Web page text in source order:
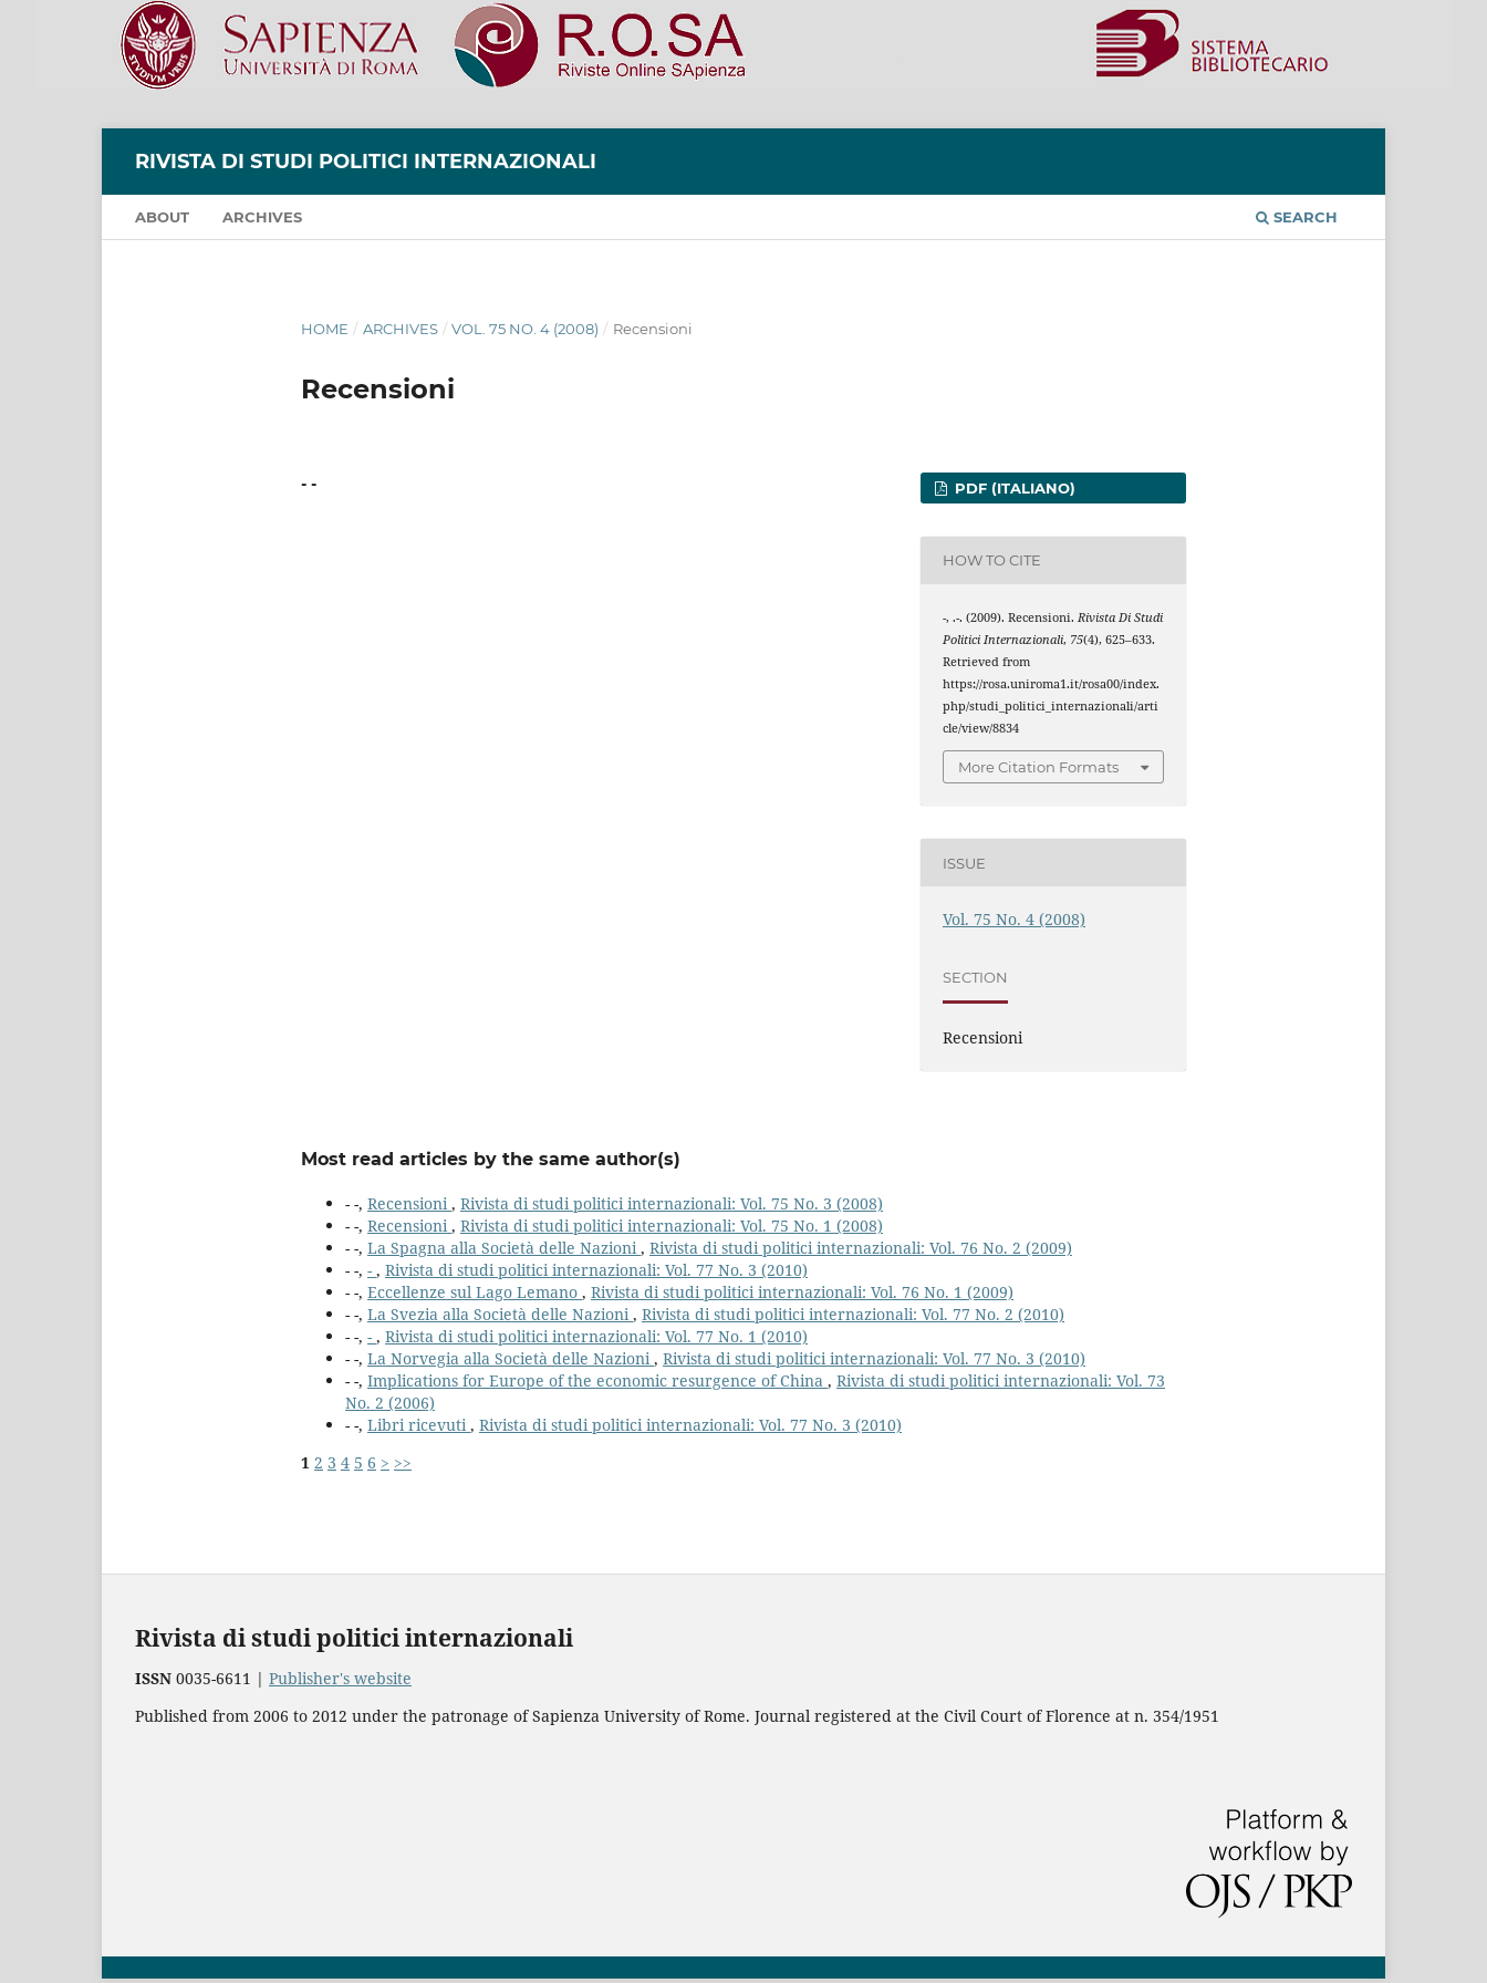
RIVISTA DI STUDI POLITICI INTERNAZIONALI
ABOUT ARCHIVES SEARCH
HOME / ARCHIVES / VOL. 75 NO. 4 (2008) / Recensioni
Recensioni
- - PDF (ITALIANO)
HOW TO CITE
-, .-. (2009). Recensioni.Rivista Di Studi
Politici Internazionali, 75(4), 625–633.
Retrieved from
https://rosa.uniroma1.it/rosa00/index.
php/studi_politici_internazionali/arti
cle/view/8834
More Citation Formats
ISSUE
Vol. 75 No. 4 (2008)
SECTION
Recensioni
Most read articles by the same author(s)
- -, Recensioni , Rivista di studi politici internazionali: Vol. 75 No. 3 (2008)
- -, Recensioni , Rivista di studi politici internazionali: Vol. 75 No. 1 (2008)
- -, La Spagna alla Società delle Nazioni , Rivista di studi politici internazionali: Vol. 76 No. 2 (2009)
- -, - , Rivista di studi politici internazionali: Vol. 77 No. 3 (2010)
- -, Eccellenze sul Lago Lemano , Rivista di studi politici internazionali: Vol. 76 No. 1 (2009)
- -, La Svezia alla Società delle Nazioni , Rivista di studi politici internazionali: Vol. 77 No. 2 (2010)
- -, - , Rivista di studi politici internazionali: Vol. 77 No. 1 (2010)
- -, La Norvegia alla Società delle Nazioni , Rivista di studi politici internazionali: Vol. 77 No. 3 (2010)
- -, Implications for Europe of the economic resurgence of China , Rivista di studi politici internazionali: Vol. 73
No. 2 (2006)
- -, Libri ricevuti , Rivista di studi politici internazionali: Vol. 77 No. 3 (2010)
1 2 3 4 5 6 > >>
Rivista di studi politici internazionali
ISSN 0035-6611 | Publisher's website
Published from 2006 to 2012 under the patronage of Sapienza University of Rome. Journal registered at the Civil Court of Florence at n. 354/1951